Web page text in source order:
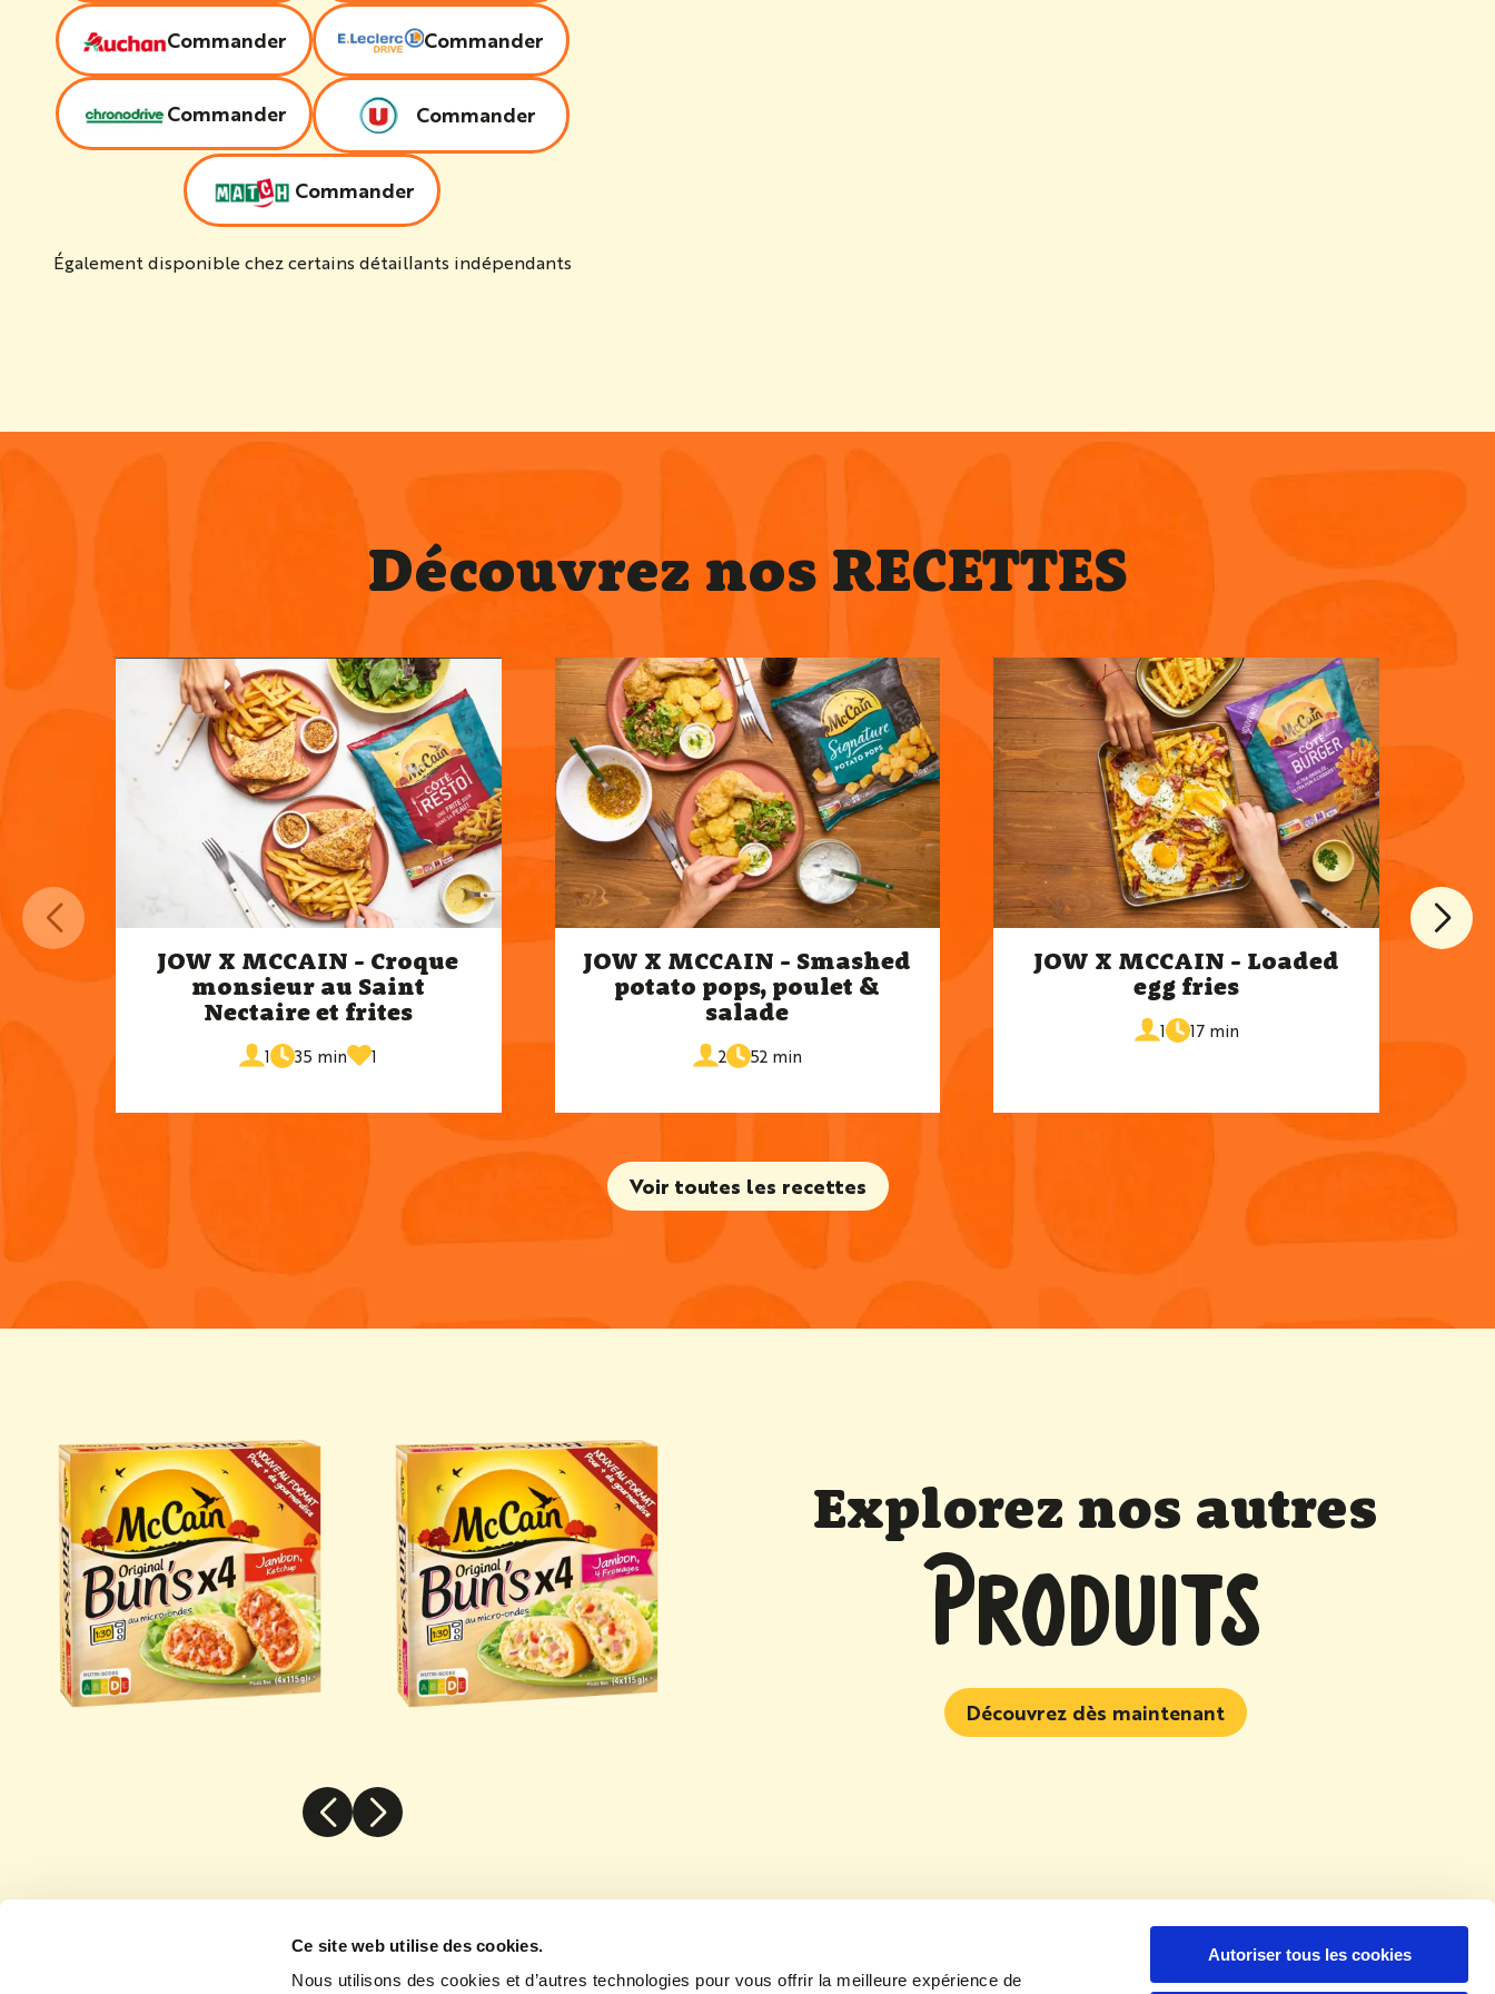
Ce site web utilise des cookies.
Nous utilisons des cookies et d’autres technologies pour vous offrir la meilleure expérience de
Autoriser tous les cookies
Commander Commander
Commander Commander
Commander
Également disponible chez certains détaillants indépendants
Découvrez nos RECETTES
JOW X MCCAIN - Croque
monsieur au Saint
Nectaire et frites
1
portions35 min
de
cuisson
1
fois
ajouté
aux
JOW X MCCAIN - Smashed
potato pops, poulet &
salade
2
portions52 min
de
cuisson
JOW X MCCAIN - Loaded
egg fries
1
portions17 min
de
cuisson
Voir toutes les recettes
Explorez nos autres
PRODUITS
Découvrez dès maintenant